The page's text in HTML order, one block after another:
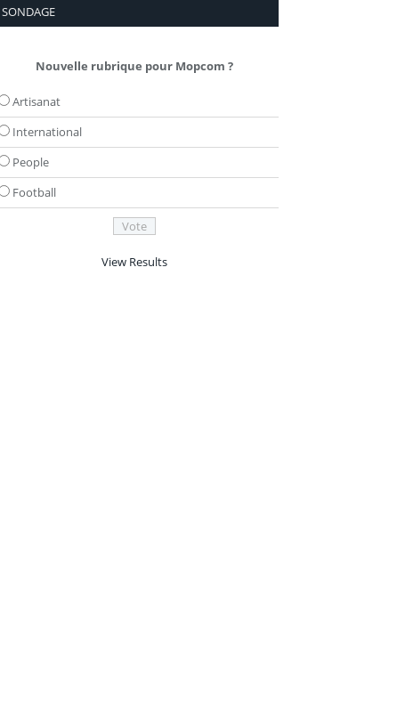
SONDAGE
Nouvelle rubrique pour Mopcom ?
Artisanat
International
People
Football
View Results